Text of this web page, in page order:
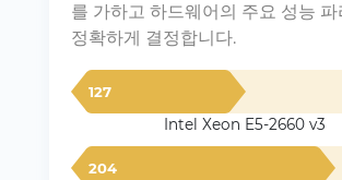
를 가하고 하드웨어의 주요 성능
정확하게 결정합니다.
127
Intel Xeon E5-2660 v3
204